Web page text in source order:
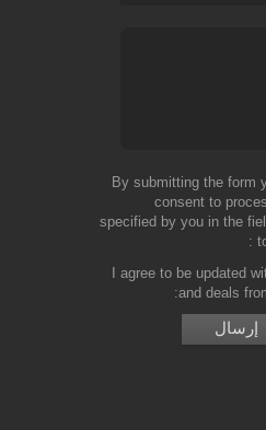
By submitting the form
consent to
specified by you in the
I agree to be updated
and deals